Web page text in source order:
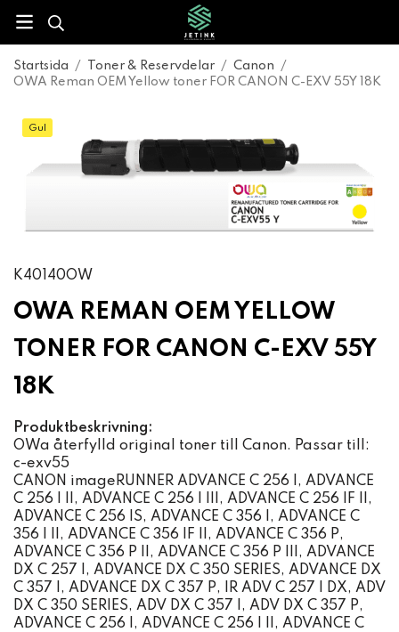
Startsida / Toner & Reservdelar / Canon
/
OWA Reman OEM Yellow toner FOR CANON C-EXV 55Y 18K
Gul
K40140OW
OWA REMAN OEM YELLOW
TONER FOR CANON C-EXV 55Y
18K
Produktbeskrivning:
OWa återfylld original toner till Canon. Passar till:
c-exv55
CANON imageRUNNER ADVANCE C 256 I, ADVANCE
C 256 I II, ADVANCE C 256 I III, ADVANCE C 256 IF II,
ADVANCE C 256 IS, ADVANCE C 356 I, ADVANCE C
356 I II, ADVANCE C 356 IF II, ADVANCE C 356 P,
ADVANCE C 356 P II, ADVANCE C 356 P III, ADVANCE
DX C 257 I, ADVANCE DX C 350 SERIES, ADVANCE DX
C 357 I, ADVANCE DX C 357 P, IR ADV C 257 I DX, ADV
DX C 350 SERIES, ADV DX C 357 I, ADV DX C 357 P,
ADVANCE C 256 I, ADVANCE C 256 I II, ADVANCE C